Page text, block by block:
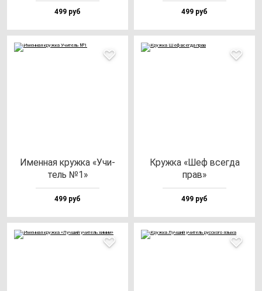
499 руб 499 руб
Имен­ная круж­ка «Учи­
тель №1»
499 руб
Круж­ка «Шеф всег­да
прав»
499 руб